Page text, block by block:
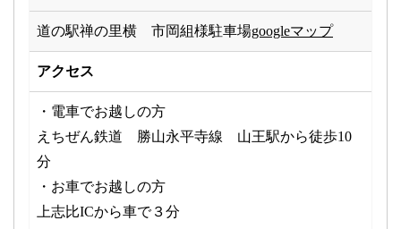
道の駅禅の里横 市岡組様駐車場googleマップ
アクセス
・電車でお越しの方
えちぜん鉄道 勝山永平寺線 山王駅から徒歩10
分
・お車でお越しの方
上志比ICから車で３分